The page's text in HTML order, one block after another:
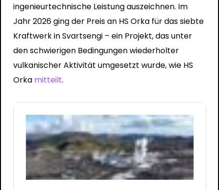
ingenieurtechnische Leistung auszeichnen. Im
Jahr 2026 ging der Preis an HS Orka für das siebte
Kraftwerk in Svartsengi – ein Projekt, das unter
den schwierigen Bedingungen wiederholter
vulkanischer Aktivität umgesetzt wurde, wie HS
Orka mitteilt.